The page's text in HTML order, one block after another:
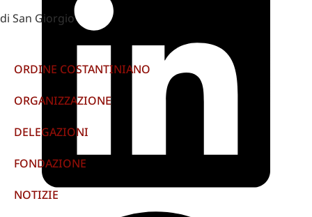
di San Giorgio
ORDINE COSTANTINIANO
ORGANIZZAZIONE
DELEGAZIONI
FONDAZIONE
NOTIZIE